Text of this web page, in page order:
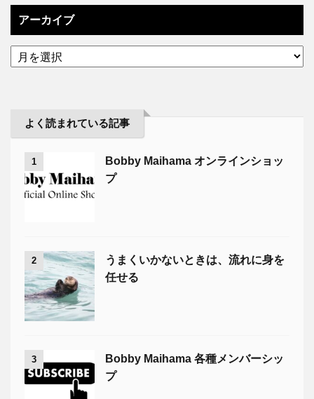
アーカイブ
よく読まれている記事
1
Bobby Maihama オンラインショッ
プ
2
うまくいかないときは、流れに身を
任せる
3
Bobby Maihama 各種メンバーシッ
プ